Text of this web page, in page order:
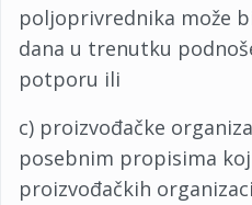
poljoprivrednika može
dana u trenutku
potporu ili
c) proizvođačke
posebnim propisima
proizvođačkih